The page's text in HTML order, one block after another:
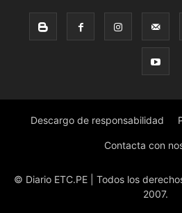
Descargo de responsabilidad
Contacta con
© Diario ETC.PE | Todos los
2007.